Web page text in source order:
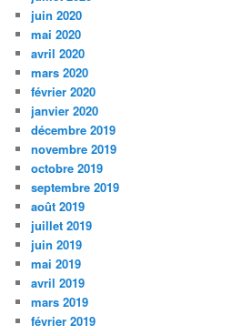
juin 2020
mai 2020
avril 2020
mars 2020
février 2020
janvier 2020
décembre 2019
novembre 2019
octobre 2019
septembre 2019
août 2019
juillet 2019
juin 2019
mai 2019
avril 2019
mars 2019
février 2019